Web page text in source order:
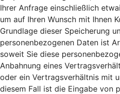
Ihrer Anfrage einschließlich
um auf Ihren Wunsch mit Ihnen
Grundlage dieser Speicherung
personenbezogenen Daten ist
soweit Sie diese
Anbahnung eines
oder ein Vertragsverhältnis mit
diesem Fall ist die Eingabe von